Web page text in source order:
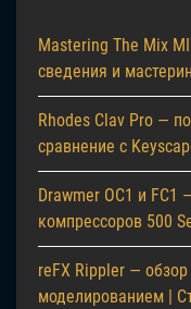
Mastering The Mix
сведения и
Rhodes Clav Pro —
сравнение с
Drawmer OC1 и
компрессоров 500
reFX Rippler —
моделированием |